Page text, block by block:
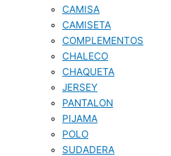
CAMISA
CAMISETA
COMPLEMENTOS
CHALECO
CHAQUETA
JERSEY
PANTALON
PIJAMA
POLO
SUDADERA